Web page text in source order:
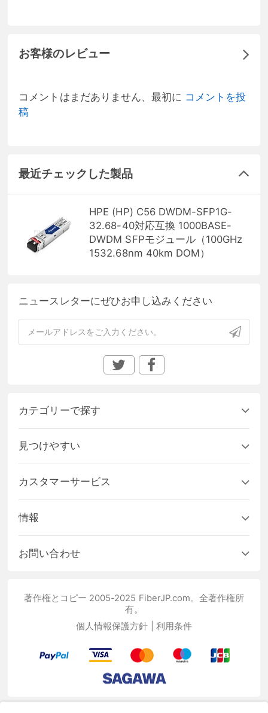
お客様のレビュー
コメントはまだありません、最初に コメントを投
稿
最近チェックした製品
HPE (HP) C56 DWDM-SFP1G-
32.68-40対応互換 1000BASE-
DWDM SFPモジュール（100GHz
1532.68nm 40km DOM）
ニュースレターにぜひお申し込みください
カテゴリーで探す
見つけやすい
カスタマーサービス
情報
お問い合わせ
著作権とコピー 2005-2025 FiberJP.com。全著作権所
有。
個人情報保護方針
利用条件